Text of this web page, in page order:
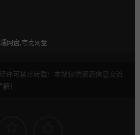
网盘,夸克网盘
许可禁止转载！本站仅供资源信息交流
解 ！